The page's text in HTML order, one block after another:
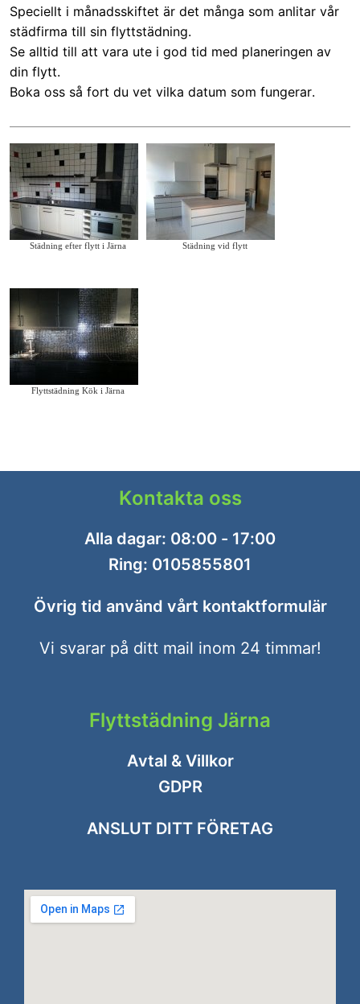
Speciellt i månadsskiftet är det många som anlitar vår
städfirma till sin flyttstädning.
Se alltid till att vara ute i god tid med planeringen av
din flytt.
Boka oss så fort du vet vilka datum som fungerar.
Städning efter flytt i Järna Städning vid flytt
Flyttstädning Kök i Järna
Kontakta oss
Alla dagar: 08:00 - 17:00
Ring: 0105855801
Övrig tid använd vårt kontaktformulär
Vi svarar på ditt mail inom 24 timmar!
Flyttstädning Järna
Avtal & Villkor
GDPR
ANSLUT DITT FÖRETAG